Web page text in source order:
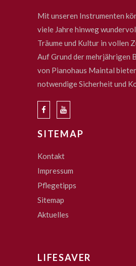
Mit unseren Instrumenten
viele Jahre hinweg
Träume und Kultur in vollen
Auf Grund der mehrjährigen
von Pianohaus Maintal
notwendige Sicherheit und
SITEMAP
Kontakt
Impressum
Pflegetipps
Sitemap
Aktuelles
LIFESAVER